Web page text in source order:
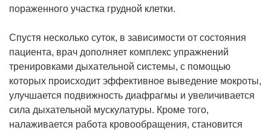
пораженного участка грудной клетки.
Спустя несколько суток, в зависимости от состояния
пациента, врач дополняет комплекс упражнений
тренировками дыхательной системы, с помощью
которых происходит эффективное выведение мокроты,
улучшается подвижность диафрагмы и увеличивается
сила дыхательной мускулатуры. Кроме того,
налаживается работа кровообращения, становится